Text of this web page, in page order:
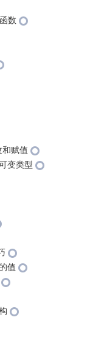
数
赋值
变类型
值